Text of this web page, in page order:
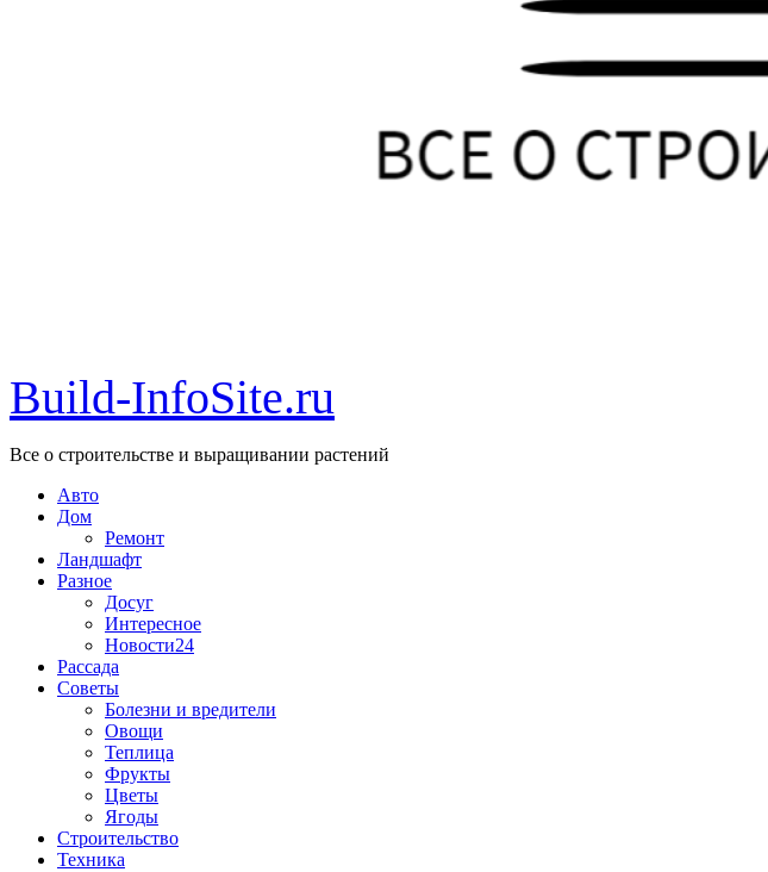
Build-InfoSite.ru
Все о строительстве и выращивании растений
Авто
Дом
Ремонт
Ландшафт
Разное
Досуг
Интересное
Новости24
Рассада
Советы
Болезни и вредители
Овощи
Теплица
Фрукты
Цветы
Ягоды
Строительство
Техника